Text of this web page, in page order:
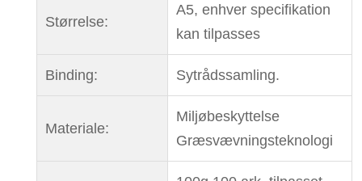
Størrelse:
A5, enhver specifikation
kan tilpasses
Binding: Sytrådssamling.
Materiale:
Miljøbeskyttelse
Græsvævningsteknologi